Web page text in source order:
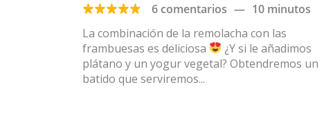
6 comentarios — 10 minutos
La combinación de la remolacha con las
frambuesas es deliciosa
¿Y si le añadimos
plátano y un yogur vegetal? Obtendremos un
batido que serviremos...